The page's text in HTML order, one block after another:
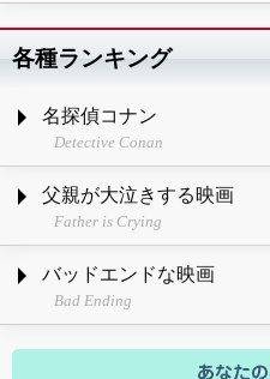
各種ランキング
名探偵コナン
Detective Conan
父親が大泣きする映画
Father is Crying
バッドエンドな映画
Bad Ending